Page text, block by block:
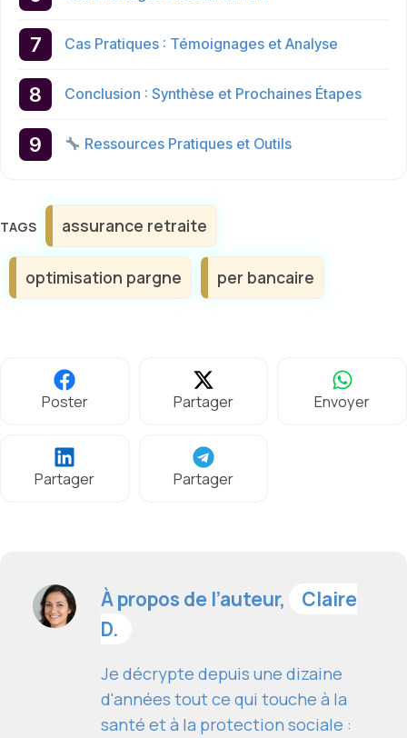
Cas Pratiques : Témoignages et Analyse
Conclusion : Synthèse et Prochaines Étapes
Ressources Pratiques et Outils
Étiquettes
assurance retraite
optimisation pargne per bancaire
Poster Partager Envoyer
Partager Partager
À propos de l’auteur,
Claire
D.
Je décrypte depuis une dizaine
d'années tout ce qui touche à la
santé et à la protection sociale :